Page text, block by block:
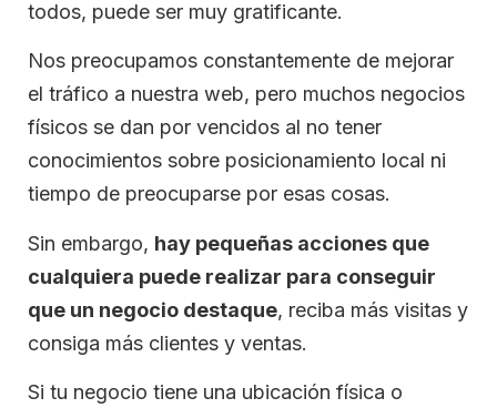
todos, puede ser muy gratificante.
Nos preocupamos constantemente de mejorar
el tráfico a nuestra web, pero muchos negocios
físicos se dan por vencidos al no tener
conocimientos sobre posicionamiento local ni
tiempo de preocuparse por esas cosas.
Sin embargo, hay pequeñas acciones que
cualquiera puede realizar para conseguir
que un negocio destaque, reciba más visitas y
consiga más clientes y ventas.
Si tu negocio tiene una ubicación física o